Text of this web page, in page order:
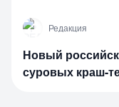
Р Редакция
Новый
суровых краш-